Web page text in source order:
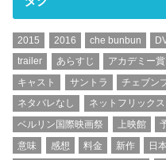
2015 2016 che bunbun
trailer
あらすじ アカデミー賞
キャスト
サントラ チェブン
ネタバレなし
ネットフリックス
ベルリン国際映画祭
上映館
意味
感想 料金 新作 日